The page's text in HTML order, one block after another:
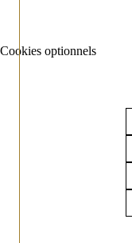
Cookies optionnels